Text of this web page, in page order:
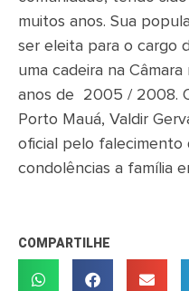
muitos anos. Sua
ser eleita para o cargo
uma cadeira na
anos de 2005 / 2008.
Porto Mauá, Valdir
oficial pelo falecimento
condolências a família
COMPARTILHE